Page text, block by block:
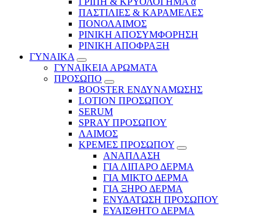
ΠΑΣΤΙΛΙΕΣ & ΚΑΡΑΜΕΛΕΣ
ΠΟΝΟΛΑΙΜΟΣ
ΡΙΝΙΚΗ ΑΠΟΣΥΜΦΟΡΗΣΗ
ΡΙΝΙΚΗ ΑΠΟΦΡΑΞΗ
ΓΥΝΑΙΚΑ
ΓΥΝΑΙΚΕΙΑ ΑΡΩΜΑΤΑ
ΠΡΟΣΩΠΟ
BOOSTER ΕΝΔΥΝΑΜΩΣΗΣ
LOTION ΠΡΟΣΩΠΟΥ
SERUM
SPRAY ΠΡΟΣΩΠΟΥ
ΛΑΙΜΟΣ
ΚΡΕΜΕΣ ΠΡΟΣΩΠΟΥ
ΑΝΑΠΛΑΣΗ
ΓΙΑ ΛΙΠΑΡΟ ΔΕΡΜΑ
ΓΙΑ ΜΙΚΤΟ ΔΕΡΜΑ
ΓΙΑ ΞΗΡΟ ΔΕΡΜΑ
ΕΝΥΔΑΤΩΣΗ ΠΡΟΣΩΠΟΥ
ΕΥΑΙΣΘΗΤΟ ΔΕΡΜΑ